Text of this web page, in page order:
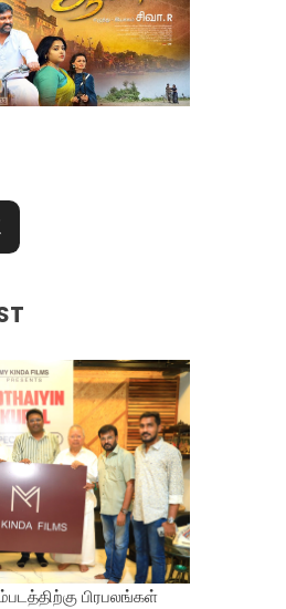
பிரபலங்கள்